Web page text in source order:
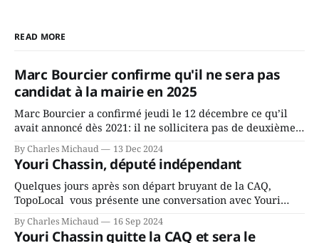
READ MORE
Marc Bourcier confirme qu'il ne sera pas
candidat à la mairie en 2025
Marc Bourcier a confirmé jeudi le 12 décembre ce qu’il
avait annoncé dès 2021: il ne sollicitera pas de deuxième
fait l’annonce en s’adressant aux employés de la ville,
rassemblés en soirée pour leur traditionnel souper
By Charles Michaud 13 Dec 2024
Youri Chassin, député indépendant
Quelques jours après son départ bruyant de la CAQ,
TopoLocal vous présente une conversation avec Youri
depuis longtemps? Sera-t-il candidat indépendant dans 2
By Charles Michaud 16 Sep 2024
Youri Chassin quitte la CAQ et sera le